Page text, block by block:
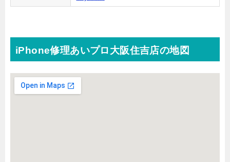
iPhone修理あいプロ大阪住吉店の地図